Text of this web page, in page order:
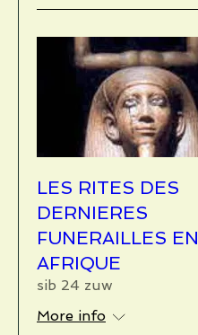
LES RITES DES
DERNIERES
FUNERAILLES EN
AFRIQUE
sib 24 zuw
More info